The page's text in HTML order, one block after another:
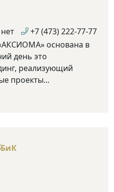
+7 (473) 222-77-77
основана в
день это
реализующий
проекты...